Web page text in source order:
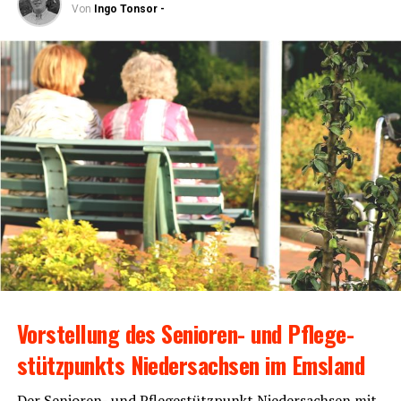
Von
Ingo Tonsor -
Vor­stel­lung des Senio­ren- und Pfle­ge­
stütz­punkts Nie­der­sach­sen im Emsland